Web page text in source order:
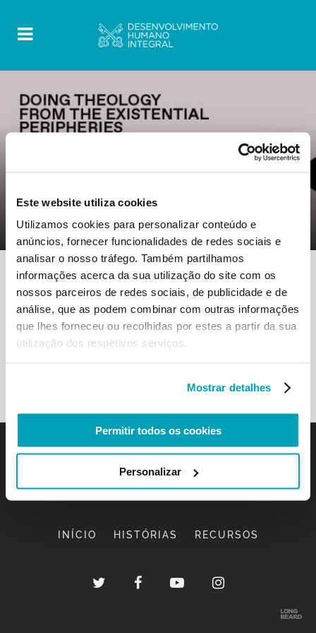
Este website utiliza cookies
Utilizamos cookies para personalizar conteúdo e
anúncios, fornecer funcionalidades de redes sociais e
analisar o nosso tráfego. Também partilhamos
informações acerca da sua utilização do site com os
nossos parceiros de redes sociais, de publicidade e de
análise, que as podem combinar com outras informações
que lhes forneceu ou recolhidas por estes a partir da sua
utilização dos respetivos serviços.
Mostrar detalhes
Permitir todos os cookies
Personalizar
11 Outubro 20220 Comments
Guidebook – Hope And Trust
INÍCIO HISTÓRIAS RECURSOS